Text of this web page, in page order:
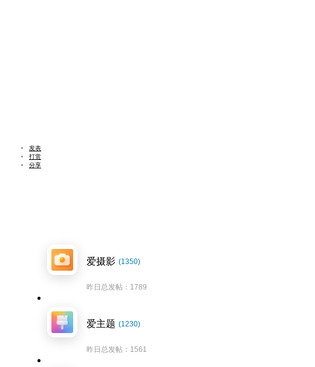
发表
打赏
分享
爱摄影 (1350)
昨日总发帖：1789
爱主题 (1230)
昨日总发帖：1561